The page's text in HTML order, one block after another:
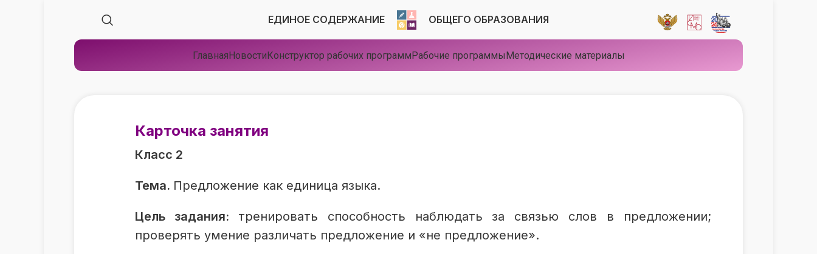
ЕДИНОЕ СОДЕРЖАНИЕ ОБЩЕГО ОБРАЗОВАНИЯ
ГлавнаяНовостиКонструктор рабочих программРабочие программыМетодические материалы
Карточка занятия
Класс 2
Тема. Предложение как единица языка.
Цель задания: тренировать способность наблюдать за связью слов в предложении;
проверять умение различать предложение и «не предложение».